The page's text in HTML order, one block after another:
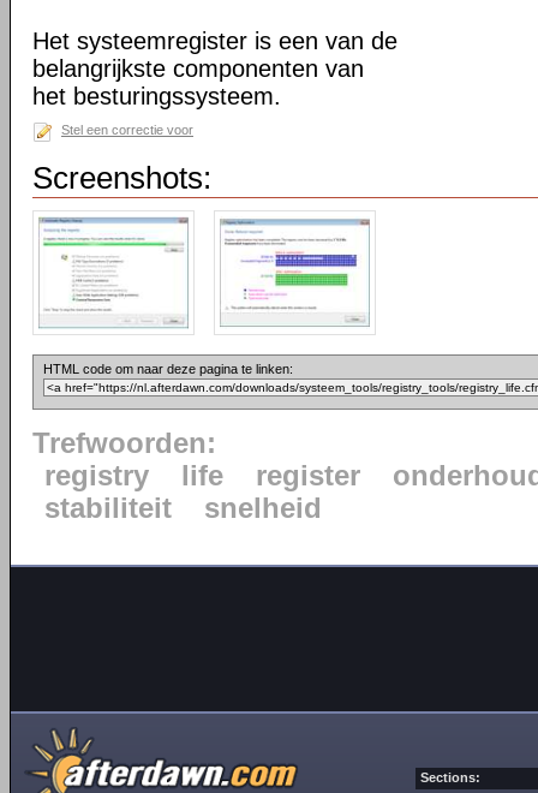
Het systeemregister is een van de
belangrijkste componenten van
het besturingssysteem.
Stel een correctie voor
Screenshots:
HTML code om naar deze pagina te linken:
Trefwoorden:
registry
life register
stabiliteit
snelheid
Sections: